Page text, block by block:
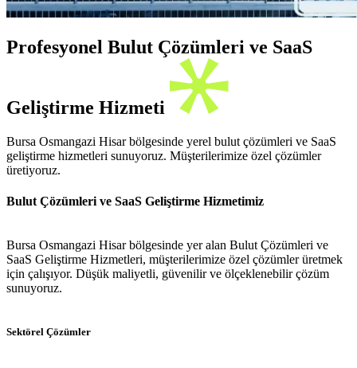
Profesyonel Bulut Çözümleri ve SaaS
Geliştirme Hizmeti
Bursa Osmangazi Hisar bölgesinde yerel bulut çözümleri ve SaaS
geliştirme hizmetleri sunuyoruz. Müşterilerimize özel çözümler
üretiyoruz.
Bulut Çözümleri ve SaaS Geliştirme Hizmetimiz
Bursa Osmangazi Hisar bölgesinde yer alan Bulut Çözümleri ve
SaaS Geliştirme Hizmetleri, müşterilerimize özel çözümler üretmek
için çalışıyor. Düşük maliyetli, güvenilir ve ölçeklenebilir çözüm
sunuyoruz.
Sektörel Çözümler